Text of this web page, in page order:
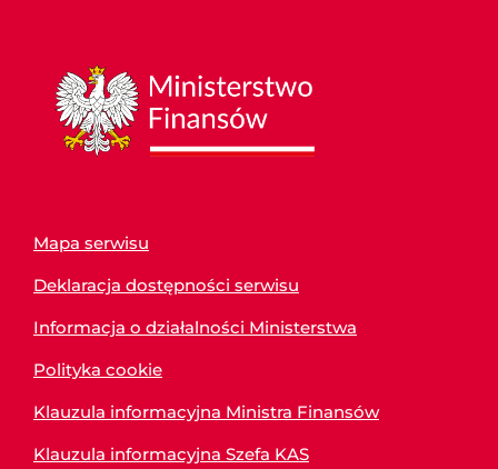
Mapa serwisu
Deklaracja dostępności serwisu
Informacja o działalności Ministerstwa
Polityka cookie
Klauzula informacyjna Ministra Finansów
Klauzula informacyjna Szefa KAS